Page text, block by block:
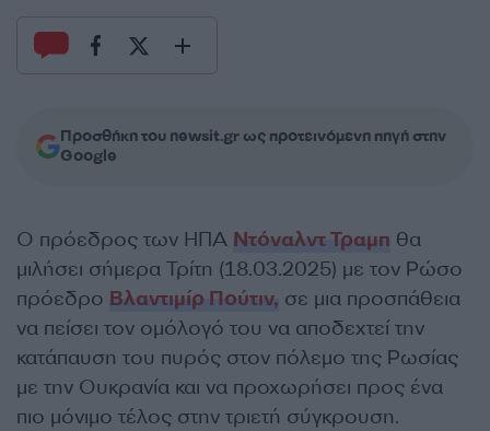
Προσθήκη του newsit.gr ως προτεινόμενη πηγή στην
Google
Ο πρόεδρος των ΗΠΑ Ντόναλντ Τραμπ θα
μιλήσει σήμερα Τρίτη (18.03.2025) με τον Ρώσο
πρόεδρο Βλαντιμίρ Πούτιν, σε μια προσπάθεια
να πείσει τον ομόλογό του να αποδεχτεί την
κατάπαυση του πυρός στον πόλεμο της Ρωσίας
με την Ουκρανία και να προχωρήσει προς ένα
πιο μόνιμο τέλος στην τριετή σύγκρουση.